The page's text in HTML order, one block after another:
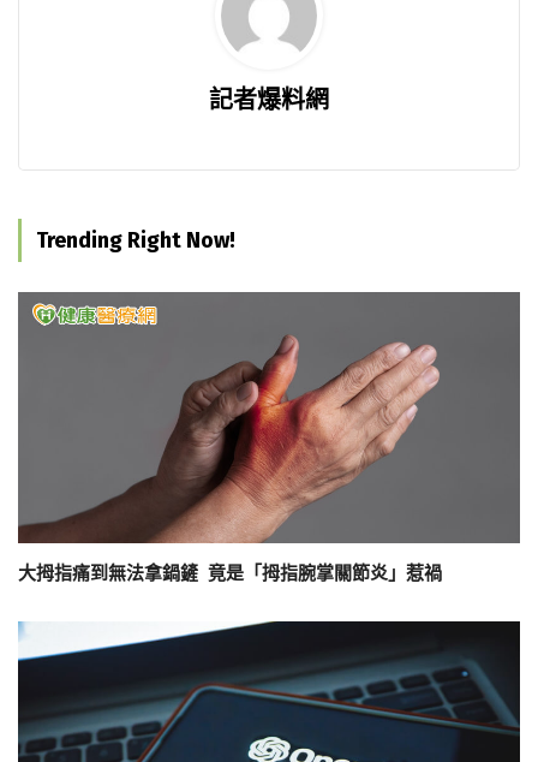
記者爆料網
Trending Right Now!
大拇指痛到無法拿鍋鏟 竟是「拇指腕掌關節炎」惹禍